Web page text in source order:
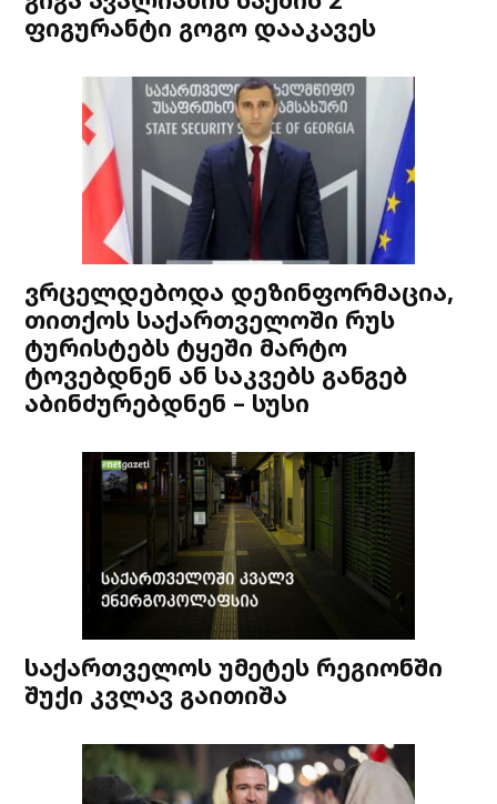
ფიგურანტი გოგო დააკავეს
ვრცელდებოდა დეზინფორმაცია,
თითქოს საქართველოში რუს
ტურისტებს ტყეში მარტო
ტოვებდნენ ან საკვებს განგებ
აბინძურებდნენ – სუსი
საქართველოს უმეტეს რეგიონში
შუქი კვლავ გაითიშა